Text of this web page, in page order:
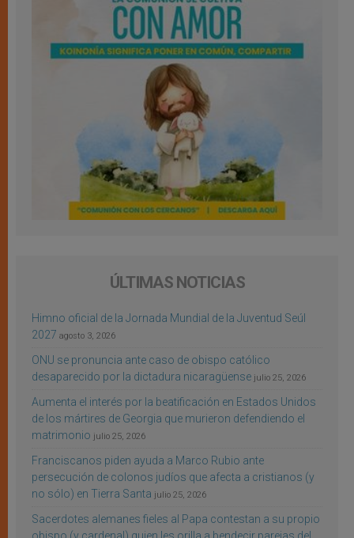
ÚLTIMAS NOTICIAS
Himno oficial de la Jornada Mundial de la Juventud Seúl
2027 agosto 3, 2026
ONU se pronuncia ante caso de obispo católico
desaparecido por la dictadura nicaragüense julio 25, 2026
Aumenta el interés por la beatificación en Estados Unidos
de los mártires de Georgia que murieron defendiendo el
matrimonio julio 25, 2026
Franciscanos piden ayuda a Marco Rubio ante
persecución de colonos judíos que afecta a cristianos (y
no sólo) en Tierra Santa julio 25, 2026
Sacerdotes alemanes fieles al Papa contestan a su propio